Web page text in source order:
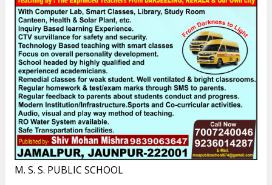
M. S. S. PUBLIC SCHOOL